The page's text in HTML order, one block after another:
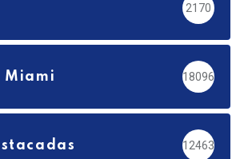
2170
Miami 18096
12463